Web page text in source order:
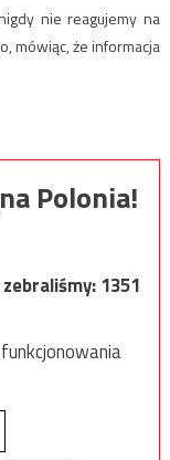
nie reagujemy na
mówiąc, że informacja
Polonia!
zebraliśmy:1351